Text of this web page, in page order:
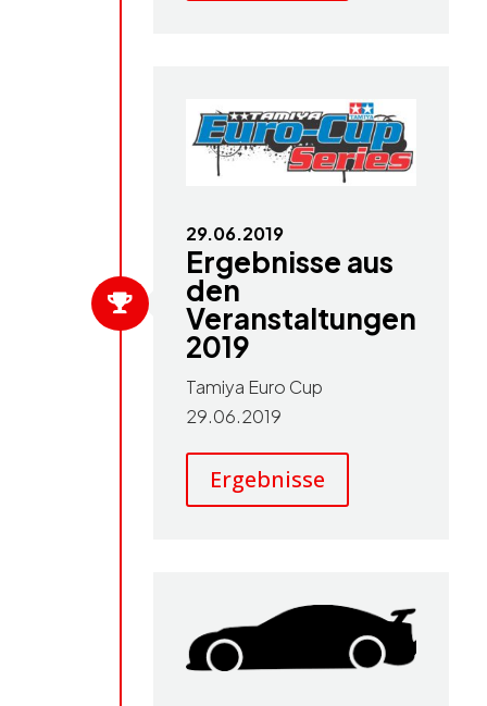

29.06.2019
Ergebnisse aus
den
Veranstaltungen
2019
Tamiya Euro Cup
29.06.2019
Ergebnisse